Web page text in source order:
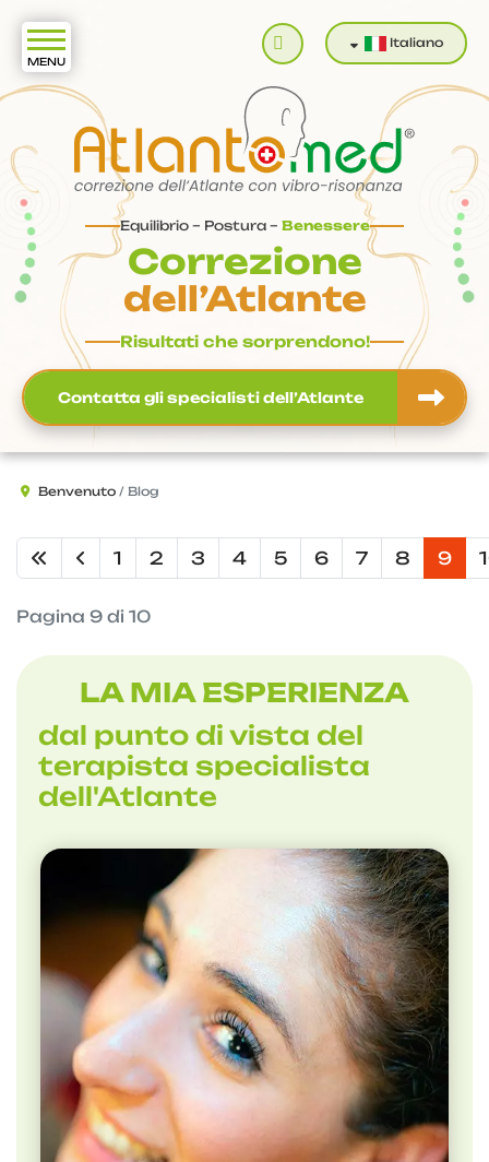
Equilibrio – Postura – Benessere
Correzione
dell’Atlante
Risultati che sorprendono!
Contatta gli specialisti dell’Atlante
Cerca Italiano
Benvenuto Blog
1 2 3 4 5 6 7 8 9
Pagina 9 di 10
LA MIA ESPERIENZA
dal punto di vista del
terapista specialista
dell'Atlante